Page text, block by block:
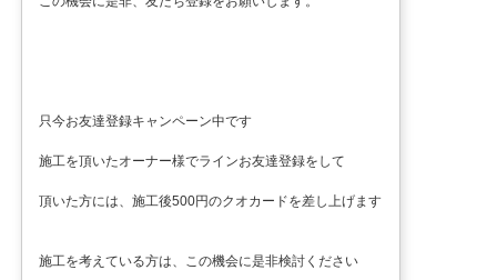
只今お友達登録キャンペーン中です
施工を頂いたオーナー様でラインお友達登録をして
頂いた方には、施工後500円のクオカードを差し上げます
施工を考えている方は、この機会に是非検討ください